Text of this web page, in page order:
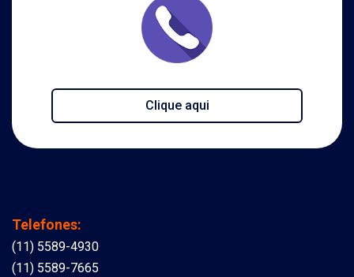
Clique aqui
Telefones:
(11) 5589-4930
(11) 5589-7665